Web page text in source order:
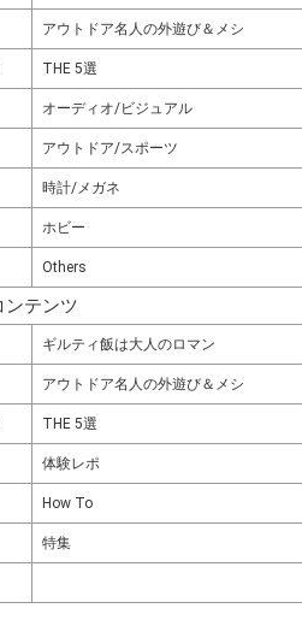
アウトドア名人の外遊び＆メシ
THE 5選
オーディオ/ビジュアル
アウトドア/スポーツ
時計/メガネ
ホビー
Others
ンテンツ
ギルティ飯は大人のロマン
アウトドア名人の外遊び＆メシ
THE 5選
体験レポ
How To
特集